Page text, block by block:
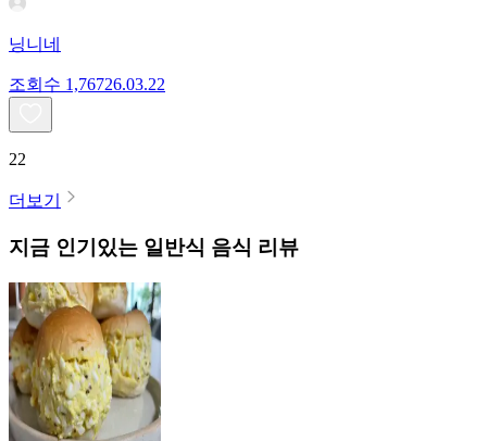
닝니네
조회수 1,76726.03.22
22
더보기
지금 인기있는 일반식 음식 리뷰